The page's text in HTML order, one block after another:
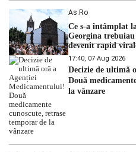
As.ro
Ce s-a întâmplat
Georgina
devenit rapid
17:40, 07 Aug 2026
Decizie de ultimă
Două
la vânzare